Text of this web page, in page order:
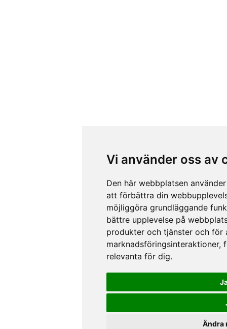
Vi använder oss av
Den här webbplatsen
att förbättra din
möjliggöra grundläggande
bättre upplevelse på
produkter och tjänster och för
marknadsföringsinteraktioner,
relevanta för dig.
Ändra